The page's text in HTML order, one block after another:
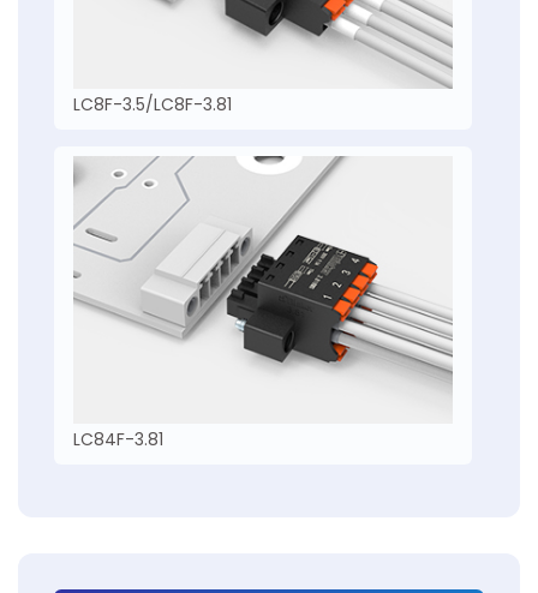
LC8F-3.5/LC8F-3.81
LC84F-3.81